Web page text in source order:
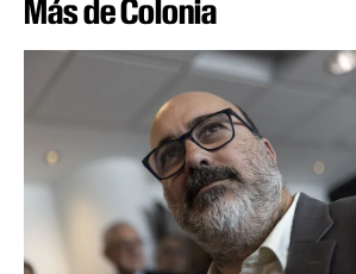
Más de Colonia